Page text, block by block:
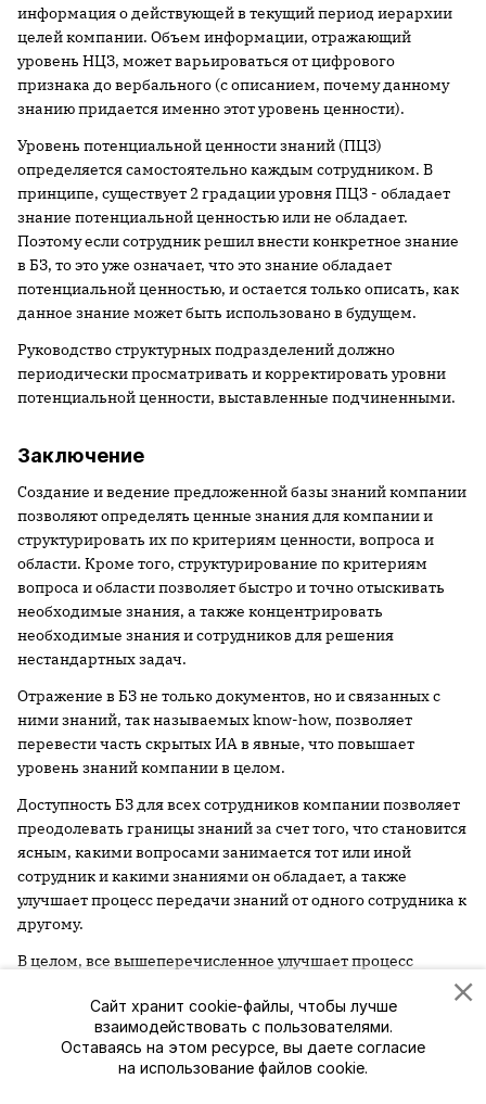
информация о действующей в текущий период иерархии
целей компании. Объем информации, отражающий
уровень НЦЗ, может варьироваться от цифрового
признака до вербального (с описанием, почему данному
знанию придается именно этот уровень ценности).
Уровень потенциальной ценности знаний (ПЦЗ)
определяется самостоятельно каждым сотрудником. В
принципе, существует 2 градации уровня ПЦЗ - обладает
знание потенциальной ценностью или не обладает.
Поэтому если сотрудник решил внести конкретное знание
в БЗ, то это уже означает, что это знание обладает
потенциальной ценностью, и остается только описать, как
данное знание может быть использовано в будущем.
Руководство структурных подразделений должно
периодически просматривать и корректировать уровни
потенциальной ценности, выставленные подчиненными.
Заключение
Создание и ведение предложенной базы знаний компании
позволяют определять ценные знания для компании и
структурировать их по критериям ценности, вопроса и
области. Кроме того, структурирование по критериям
вопроса и области позволяет быстро и точно отыскивать
необходимые знания, а также концентрировать
необходимые знания и сотрудников для решения
нестандартных задач.
Отражение в БЗ не только документов, но и связанных с
ними знаний, так называемых know-how, позволяет
перевести часть скрытых ИА в явные, что повышает
уровень знаний компании в целом.
Доступность БЗ для всех сотрудников компании позволяет
преодолевать границы знаний за счет того, что становится
ясным, какими вопросами занимается тот или иной
сотрудник и какими знаниями он обладает, а также
улучшает процесс передачи знаний от одного сотрудника к
другому.
В целом, все вышеперечисленное улучшает процесс
использования и генерации новых знаний в компании, что
создает конкурентное преимущество компании.
В заключение отмечу, что, как справедливо замечают
многие специалисты КМ, разработка методов управления
Сайт хранит cookie-файлы, чтобы лучше
взаимодействовать с пользователями.
Оставаясь на этом ресурсе, вы даете согласие
на использование файлов cookie.